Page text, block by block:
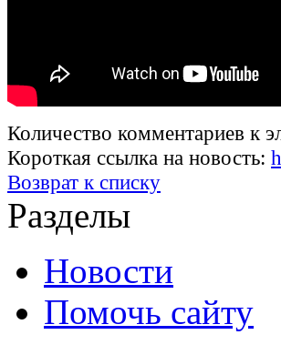
Количество комментариев к
Короткая ссылка на новость:
Возврат к списку
Разделы
Новости
Помочь сайту